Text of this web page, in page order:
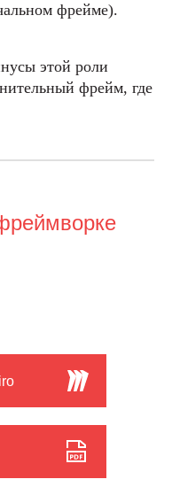
фрейме).
этой роли
фрейм, где